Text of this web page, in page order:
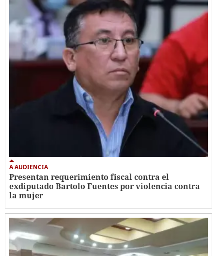
A AUDIENCIA
Presentan requerimiento fiscal contra el
exdiputado Bartolo Fuentes por violencia contra
la mujer